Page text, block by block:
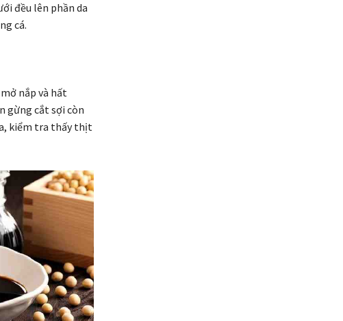
đều lên phần da
cá.
nắp và hất
gừng cắt sợi còn
kiểm tra thấy thịt